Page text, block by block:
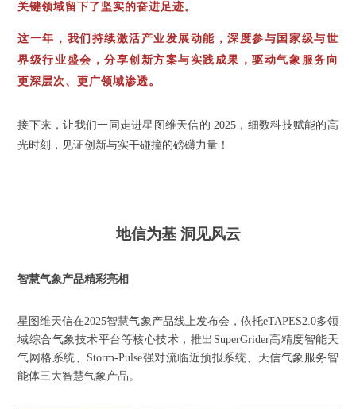
关键领域留下了坚实的奋进足迹。
这一年，我们持续激活产业发展动能，深度参与国家级与世
界级行业盛会，分享创新方案与实践成果，驱动气象服务向
更深层次、更广领域渗透。
接下来，让我们一同走进星图维天信的 2025，细数科技赋能的高
光时刻，见证创新与实干碰撞的磅礴力量！
地信为基 洞见风云
智慧气象产品精彩亮相
星图维天信在2025智慧气象产品线上发布会，依托eTAPES2.0多领
域综合气象技术平台等核心技术，推出SuperGrider高精度智能天
气网格系统、Storm-Pulse强对流临近预报系统、天信气象服务智
能体三大智慧气象产品。